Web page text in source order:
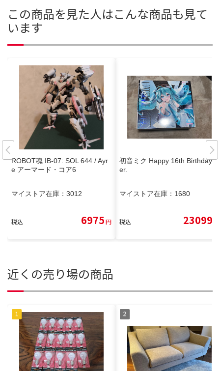
この商品を見た人はこんな商品も見て
います
ROBOT魂 IB-07: SOL 644 / Ayr
e アーマード・コア6
マイストア在庫： 3012
税込 6975円
初音ミク Happy 16th Birthday V
er.
マイストア在庫： 1680
税込 23099
近くの売り場の商品